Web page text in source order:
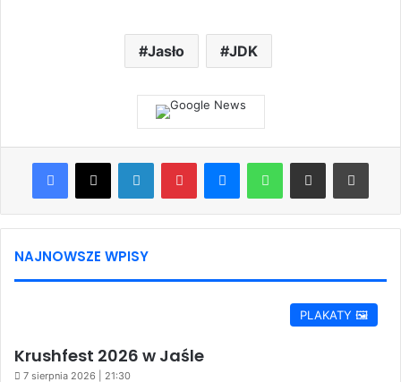
Jasło JDK
Facebook
X LinkedInPinterestMessengerWhatsAppShare via Email Print
NAJNOWSZE WPISY
PLAKATY 🖼️
Krushfest 2026 w Jaśle
7 sierpnia 2026 | 21:30